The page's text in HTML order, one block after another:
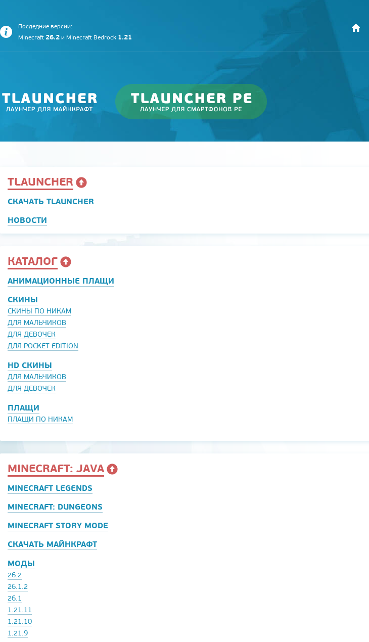
Последние версии:
Minecraft 26.2 и Minecraft Bedrock 1.21
TLAUNCHER
СКАЧАТЬ TLAUNCHER
НОВОСТИ
КАТАЛОГ
АНИМАЦИОННЫЕ ПЛАЩИ
СКИНЫ
СКИНЫ ПО НИКАМ
ДЛЯ МАЛЬЧИКОВ
ДЛЯ ДЕВОЧЕК
ДЛЯ POCKET EDITION
HD СКИНЫ
ДЛЯ МАЛЬЧИКОВ
ДЛЯ ДЕВОЧЕК
ПЛАЩИ
ПЛАЩИ ПО НИКАМ
MINECRAFT: JAVA
MINECRAFT LEGENDS
MINECRAFT: DUNGEONS
MINECRAFT STORY MODE
СКАЧАТЬ МАЙНКРАФТ
МОДЫ
26.2
26.1.2
26.1
1.21.11
1.21.10
1.21.9